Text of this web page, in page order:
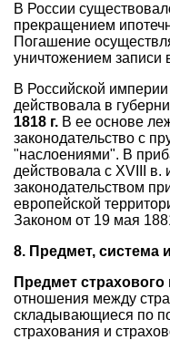
В России
прекращением
Погашение
уничтожением записи
В Российской
действовала в
1818 г. В ее основе
законодательство с
"наслоениями". В
действовала с XVIII
законодательством
европейской
Законом от 19 мая
8. Предмет, система
Предмет страхового
отношения между
складывающиеся по
страхования и